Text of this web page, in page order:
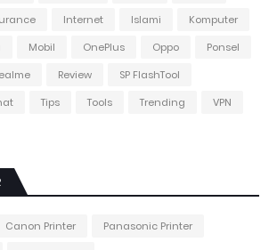
Internet Islami
Komputer
Mobil OnePlus Oppo
Ponsel
Review
SP FlashTool
Tips Tools Trending
VPN
Canon Printer
Panasonic Printer